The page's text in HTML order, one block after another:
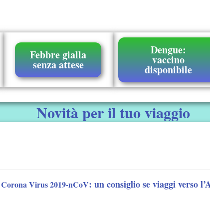
Febbre gialla
senza attese
Dengue:
vaccino
disponibile
Novità per il tuo viaggio
Corona Virus 2019-nCoV: un consiglio se viaggi verso